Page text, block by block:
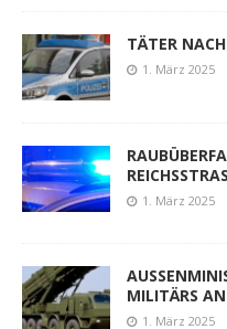
TÄTER
1. März 2025
1. März 2025
MILITÄRS AN
1. März 2025